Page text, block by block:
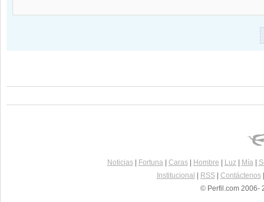
Noticias| Fortuna| Caras| Hombre Luz| Mía|
Institucional
RSS| Contáctenos
© Perfil.com 2006-